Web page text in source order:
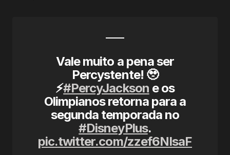
Vale muito a pena ser
Percystente! 🥹
⚡#PercyJackson e os
Olimpianos retorna para a
segunda temporada no
#DisneyPlus.
pic.twitter.com/zzef6NIsaF